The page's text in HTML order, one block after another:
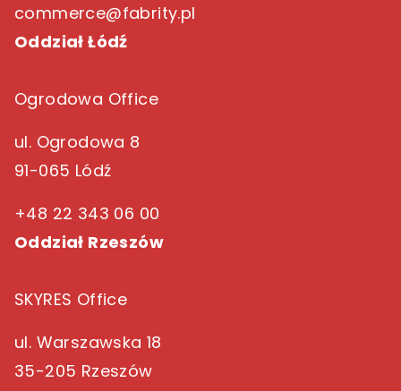
commerce@fabrity.pl
Oddział Łódź
Ogrodowa Office
ul. Ogrodowa 8
91-065 Lódź
+48 22 343 06 00
Oddział Rzeszów
SKYRES Office
ul. Warszawska 18
35-205 Rzeszów